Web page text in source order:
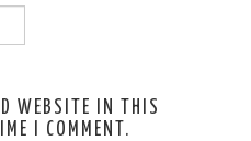
WEBSITE IN THIS
I COMMENT.